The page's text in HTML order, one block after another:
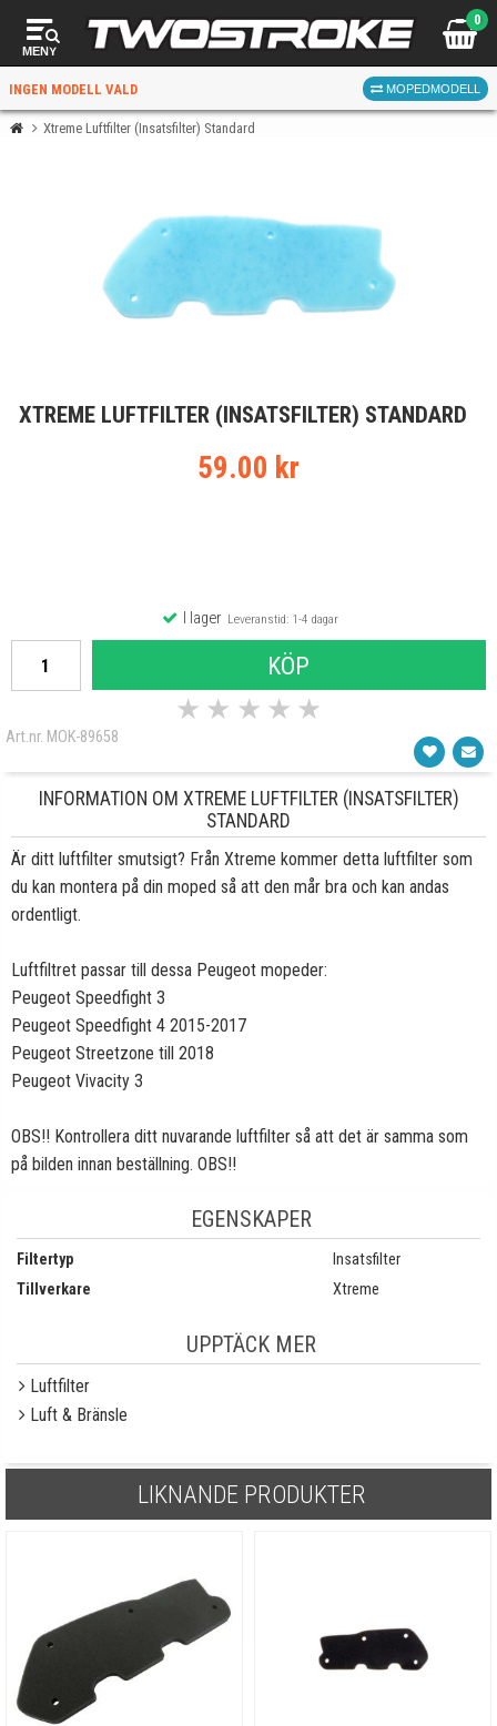
MENY
0
INGEN MODELL VALD MOPEDMODELL
När du valt kommer butiken visa delar för vald moped
Xtreme Luftfilter (Insatsfilter) Standard
XTREME LUFTFILTER (INSATSFILTER) STANDARD
59.00 kr
I lagerLeveranstid: 1-4 dagar
KÖP
★ ★ ★ ★ ★
Art.nr. MOK-89658
INFORMATION OM XTREME LUFTFILTER (INSATSFILTER)
STANDARD
Är ditt luftfilter smutsigt? Från Xtreme kommer detta luftfilter som
du kan montera på din moped så att den mår bra och kan andas
ordentligt.
Luftfiltret passar till dessa Peugeot mopeder:
Peugeot Speedfight 3
Peugeot Speedfight 4 2015-2017
Peugeot Streetzone till 2018
Peugeot Vivacity 3
OBS!! Kontrollera ditt nuvarande luftfilter så att det är samma som
på bilden innan beställning. OBS!!
EGENSKAPER
Filtertyp
Insatsfilter
Tillverkare
Xtreme
UPPTÄCK MER
Luftfilter
Luft & Bränsle
LIKNANDE PRODUKTER